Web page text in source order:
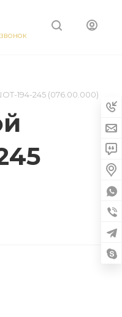
194-245 (076.00.000)